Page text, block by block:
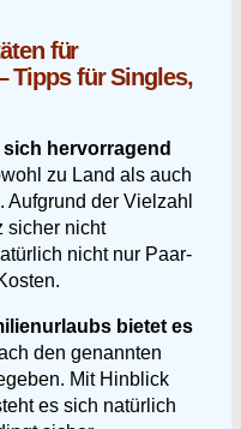
für
Tipps für Singles,
hervorragend
zu Land als auch
Aufgrund der Vielzahl
sicher nicht
nicht nur Paar-
bietet es
den genannten
Mit Hinblick
es sich natürlich